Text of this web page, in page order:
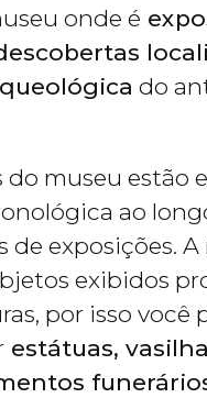
onde é
do
do museu estão
ao
de exposições.
exibidos
por isso você
estátuas,